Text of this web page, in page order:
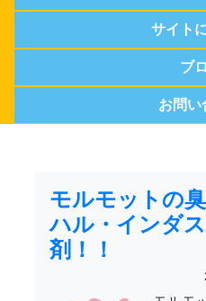
サイト
ブ
お問い
モルモットの
ハル・インダ
剤！！